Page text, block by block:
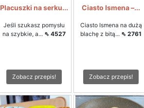
Placuszki na serku...
Jeśli szukasz pomysłu
na szybkie, a... ⇖ 4527
Zobacz przepis!
Ciasto Ismena –...
Ciasto Ismena na dużą
blachę z bitą... ⇖ 2761
Zobacz przepis!